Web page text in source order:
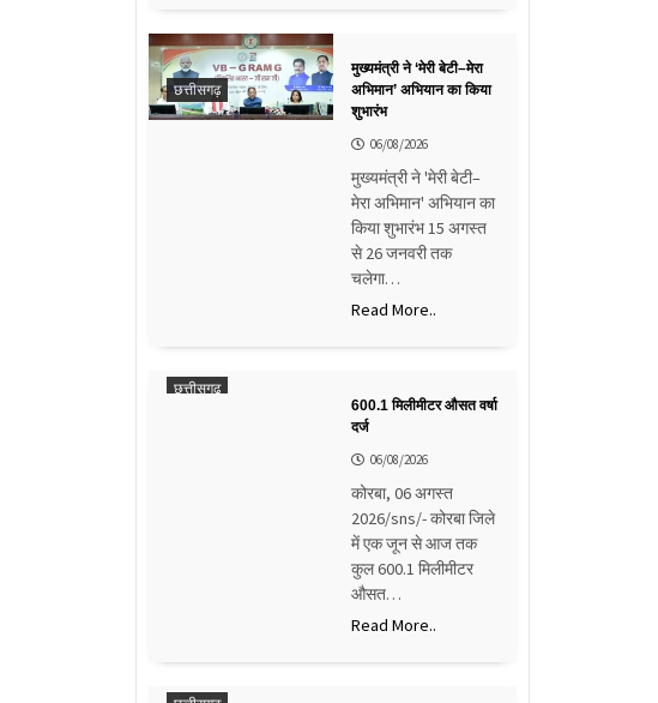
छत्तीसगढ़
मुख्यमंत्री ने ‘मेरी बेटी–मेरा
अभिमान’ अभियान का किया
शुभारंभ
06/08/2026
मुख्यमंत्री ने 'मेरी बेटी–
मेरा अभिमान' अभियान का
किया शुभारंभ 15 अगस्त
से 26 जनवरी तक
चलेगा…
Read More..
छत्तीसगढ़
600.1 मिलीमीटर औसत वर्षा
दर्ज
06/08/2026
कोरबा, 06 अगस्त
2026/sns/- कोरबा जिले
में एक जून से आज तक
कुल 600.1 मिलीमीटर
औसत…
Read More..